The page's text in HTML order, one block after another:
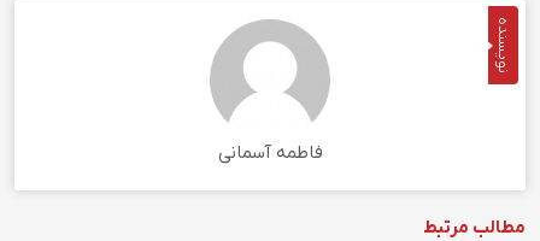
نویسنده
فاطمه آسمانی
مطالب مرتبط